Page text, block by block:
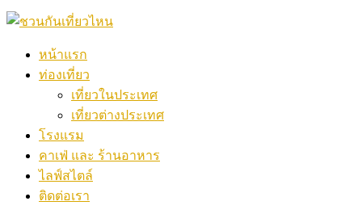
หน้าแรก
ท่องเที่ยว
เที่ยวในประเทศ
เที่ยวต่างประเทศ
โรงแรม
คาเฟ่ และ ร้านอาหาร
ไลฟ์สไตล์
ติดต่อเรา